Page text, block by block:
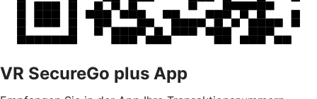
VR SecureGo plus App